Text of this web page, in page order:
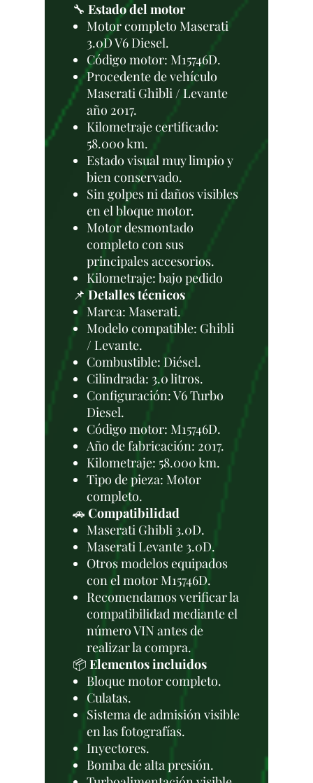
🔧 Estado del motor
Motor completo Maserati
3.0D V6 Diesel.
Código motor: M15746D.
Procedente de vehículo
Maserati Ghibli / Levante
año 2017.
Kilometraje certificado:
58.000 km.
Estado visual muy limpio y
bien conservado.
Sin golpes ni daños visibles
en el bloque motor.
Motor desmontado
completo con sus
principales accesorios.
Kilometraje: bajo pedido
📌 Detalles técnicos
Marca: Maserati.
Modelo compatible: Ghibli
/ Levante.
Combustible: Diésel.
Cilindrada: 3.0 litros.
Configuración: V6 Turbo
Diesel.
Código motor: M15746D.
Año de fabricación: 2017.
Kilometraje: 58.000 km.
Tipo de pieza: Motor
completo.
🚗 Compatibilidad
Maserati Ghibli 3.0D.
Maserati Levante 3.0D.
Otros modelos equipados
con el motor M15746D.
Recomendamos verificar la
compatibilidad mediante el
número VIN antes de
realizar la compra.
📦 Elementos incluidos
Bloque motor completo.
Culatas.
Sistema de admisión visible
en las fotografías.
Inyectores.
Bomba de alta presión.